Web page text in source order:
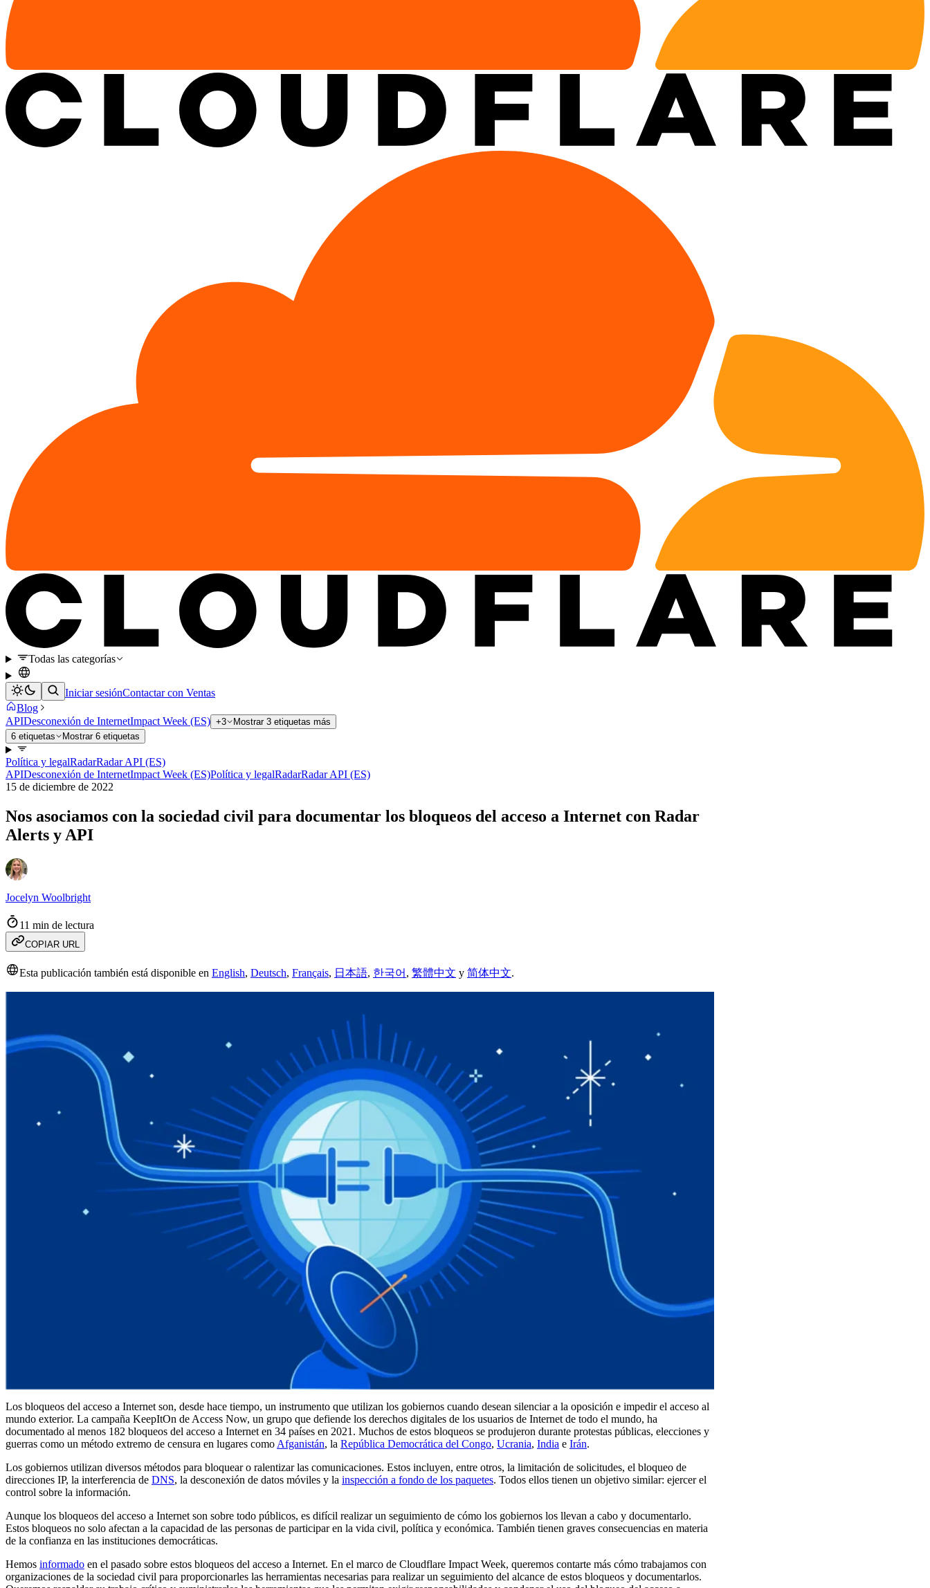
Todas las categorías
Iniciar sesiónContactar con Ventas
Blog
APIDesconexión de InternetImpact Week (ES) +3
Mostrar 3 etiquetas más
6 etiquetas
Mostrar 6 etiquetas
Política y legalRadarRadar API (ES)
APIDesconexión de InternetImpact Week (ES)Política y legalRadarRadar API (ES)
15 de diciembre de 2022
Nos asociamos con la sociedad civil para documentar los bloqueos del acceso a Internet con Radar
Alerts y API
Jocelyn Woolbright
11 min de lectura
COPIAR URL
Esta publicación también está disponible en English, Deutsch, Français, 日本語, 한국어 , 繁體中文 y 简体中文.
Los bloqueos del acceso a Internet son, desde hace tiempo, un instrumento que utilizan los gobiernos cuando desean silenciar a la oposición e impedir el acceso al
mundo exterior. La campaña KeepItOn de Access Now, un grupo que defiende los derechos digitales de los usuarios de Internet de todo el mundo, ha
documentado al menos 182 bloqueos del acceso a Internet en 34 países en 2021. Muchos de estos bloqueos se produjeron durante protestas públicas, elecciones y
guerras como un método extremo de censura en lugares como Afganistán, la República Democrática del Congo, Ucrania, India e Irán.
Los gobiernos utilizan diversos métodos para bloquear o ralentizar las comunicaciones. Estos incluyen, entre otros, la limitación de solicitudes, el bloqueo de
direcciones IP, la interferencia de DNS, la desconexión de datos móviles y la inspección a fondo de los paquetes. Todos ellos tienen un objetivo similar: ejercer el
control sobre la información.
Aunque los bloqueos del acceso a Internet son sobre todo públicos, es difícil realizar un seguimiento de cómo los gobiernos los llevan a cabo y documentarlo.
Estos bloqueos no solo afectan a la capacidad de las personas de participar en la vida civil, política y económica. También tienen graves consecuencias en materia
de la confianza en las instituciones democráticas.
Hemos informado en el pasado sobre estos bloqueos del acceso a Internet. En el marco de Cloudflare Impact Week, queremos contarte más cómo trabajamos con
organizaciones de la sociedad civil para proporcionarles las herramientas necesarias para realizar un seguimiento del alcance de estos bloqueos y documentarlos.